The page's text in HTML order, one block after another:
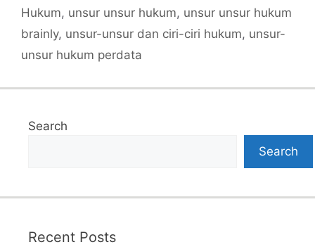
Hukum, unsur unsur hukum, unsur unsur hukum
brainly, unsur-unsur dan ciri-ciri hukum, unsur-
unsur hukum perdata
Search
Search
Recent Posts